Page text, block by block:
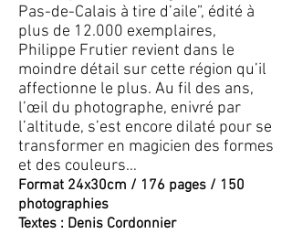
Pas-de-Calais à tire d’aile”, édité à
plus de 12.000 exemplaires,
Philippe Frutier revient dans le
moindre détail sur cette région qu’il
affectionne le plus. Au fil des ans,
l’œil du photographe, enivré par
l’altitude, s’est encore dilaté pour se
transformer en magicien des formes
et des couleurs…
Format 24x30cm / 176 pages / 150
photographies
Textes : Denis Cordonnier